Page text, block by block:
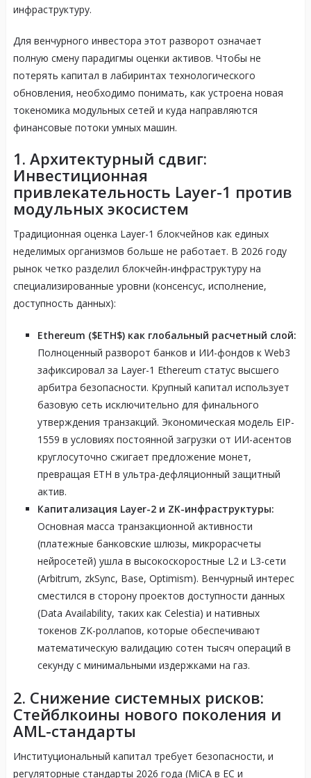
инфраструктуру.
Для венчурного инвестора этот разворот означает
полную смену парадигмы оценки активов. Чтобы не
потерять капитал в лабиринтах технологического
обновления, необходимо понимать, как устроена новая
токеномика модульных сетей и куда направляются
финансовые потоки умных машин.
1. Архитектурный сдвиг:
Инвестиционная
привлекательность Layer-1 против
модульных экосистем
Традиционная оценка Layer-1 блокчейнов как единых
неделимых организмов больше не работает. В 2026 году
рынок четко разделил блокчейн-инфраструктуру на
специализированные уровни (консенсус, исполнение,
доступность данных):
Ethereum ($ETH$) как глобальный расчетный слой:
Полноценный разворот банков и ИИ-фондов к Web3
зафиксировал за Layer-1 Ethereum статус высшего
арбитра безопасности. Крупный капитал использует
базовую сеть исключительно для финального
утверждения транзакций. Экономическая модель EIP-
1559 в условиях постоянной загрузки от ИИ-асентов
круглосуточно сжигает предложение монет,
превращая ETH в ультра-дефляционный защитный
актив.
Капитализация Layer-2 и ZK-инфраструктуры:
Основная масса транзакционной активности
(платежные банковские шлюзы, микрорасчеты
нейросетей) ушла в высокоскоростные L2 и L3-сети
(Arbitrum, zkSync, Base, Optimism). Венчурный интерес
сместился в сторону проектов доступности данных
(Data Availability, таких как Celestia) и нативных
токенов ZK-роллапов, которые обеспечивают
математическую валидацию сотен тысяч операций в
секунду с минимальными издержками на газ.
2. Снижение системных рисков:
Стейблкоины нового поколения и
AML-стандарты
Институциональный капитал требует безопасности, и
регуляторные стандарты 2026 года (MiCA в ЕС и